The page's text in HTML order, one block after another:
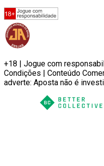
+18 | Jogue com
Condições | Conteúdo
adverte: Aposta não é